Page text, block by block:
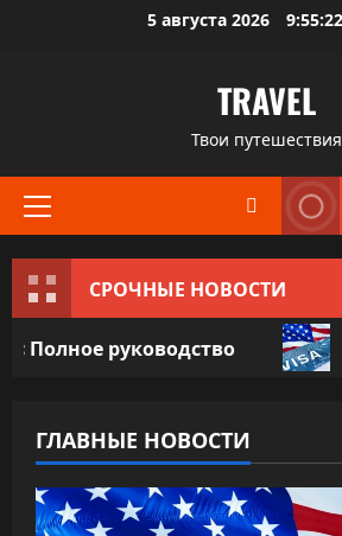
5 августа 2026
TRAVEL
Твои путешествия
Основное
СРОЧНЫЕ НОВОСТИ
Запись на
ГЛАВНЫЕ НОВОСТИ